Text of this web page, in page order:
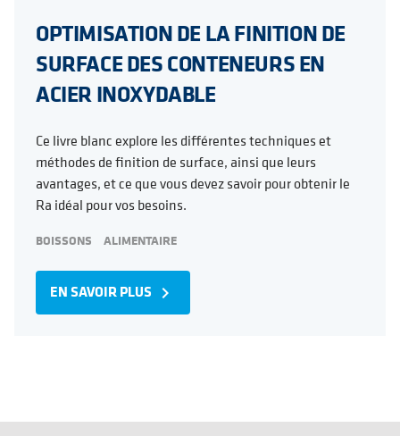
OPTIMISATION DE LA FINITION DE
SURFACE DES CONTENEURS EN
ACIER INOXYDABLE
Ce livre blanc explore les différentes techniques et
méthodes de finition de surface, ainsi que leurs
avantages, et ce que vous devez savoir pour obtenir le
Ra idéal pour vos besoins.
BOISSONS ALIMENTAIRE
EN SAVOIR PLUS navigate_next